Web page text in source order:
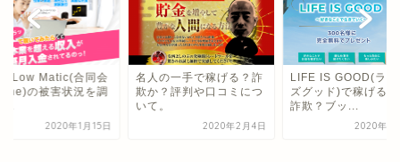
Low Matic(合同会
の被害状況を調
2020年1月15日
名人の一手で稼げる？詐
欺か？評判や口コミにつ
いて。
2020年2月4日
LIFE IS GOOD(ライ
ズグッド)で稼げる
詐欺？ブッ...
2020年1